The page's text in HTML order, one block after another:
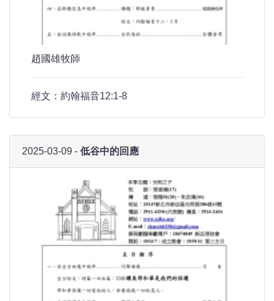
趙國雄牧師
經文：約翰福音12:1-8
2025-03-09 - 低谷中的回應